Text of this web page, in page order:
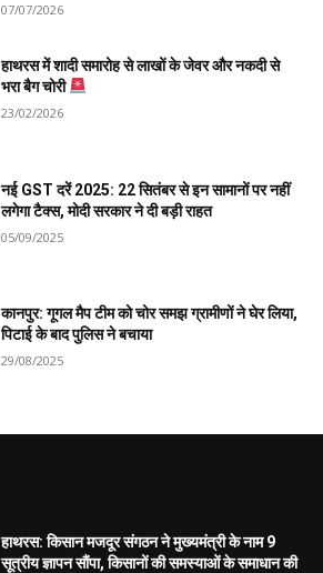
07/07/2026
हाथरस में शादी समारोह से लाखों के जेवर और नकदी से
भरा बैग चोरी
23/02/2026
नई GST दरें 2025: 22 सितंबर से इन सामानों पर नहीं
लगेगा टैक्स, मोदी सरकार ने दी बड़ी राहत
05/09/2025
कानपुर: गूगल मैप टीम को चोर समझ ग्रामीणों ने घेर लिया,
पिटाई के बाद पुलिस ने बचाया
29/08/2025
हाथरस: किसान मजदूर संगठन ने मुख्यमंत्री के नाम 9
सूत्रीय ज्ञापन सौंपा, किसानों की समस्याओं के समाधान की